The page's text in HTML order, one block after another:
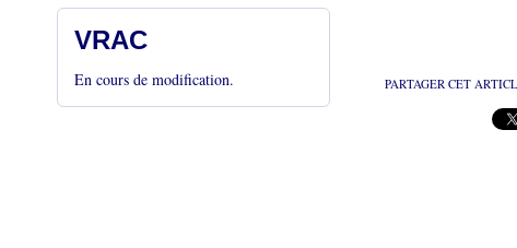
VRAC
En cours de modification. PARTAGER CET